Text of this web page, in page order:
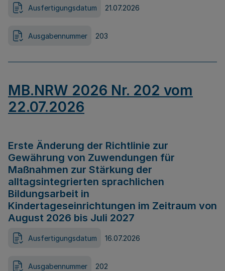
Ausfertigungsdatum 21.07.2026
Ausgabennummer 203
MB.NRW 2026 Nr. 202 vom
22.07.2026
Erste Änderung der Richtlinie zur
Gewährung von Zuwendungen für
Maßnahmen zur Stärkung der
alltagsintegrierten sprachlichen
Bildungsarbeit in
Kindertageseinrichtungen im Zeitraum von
August 2026 bis Juli 2027
Ausfertigungsdatum 16.07.2026
Ausgabennummer 202